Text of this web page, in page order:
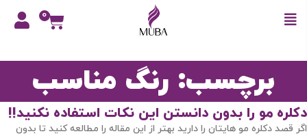
0
برچسب: رنگ مناسب
دکلره مو را بدون دانستن این نکات استفاده نکنید!!
اگر قصد دکلره مو هایتان را دارید بهتر از این مقاله را مطالعه کنید تا بدون